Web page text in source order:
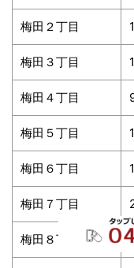
梅田２丁目
梅田３丁目
梅田４丁目
梅田５丁目
梅田６丁目
梅田７丁目
梅田８丁目